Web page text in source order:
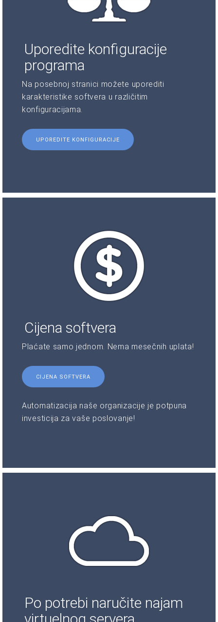
Uporedite konfiguracije
programa
Na posebnoj stranici možete uporediti
karakteristike softvera u različitim
konfiguracijama.
UPOREDITE KONFIGURACIJE
Cijena softvera
Plaćate samo jednom. Nema mesečnih uplata!
CIJENA SOFTVERA
Automatizacija naše organizacije je potpuna
investicija za vaše poslovanje!
Po potrebi naručite najam